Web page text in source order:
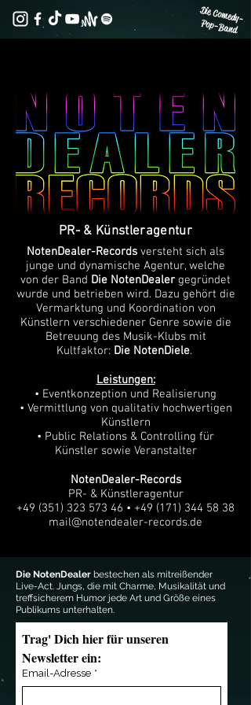
Die Comedy-
Pop-Band
PR- & Künstleragentur
NotenDealer-Records versteht sich als
junge und dynamische Agentur, welche
von der Band Die NotenDealer gegründet
wurde und betrieben wird. Dazu gehört die
Vermarktung und Koordination von
Künstlern verschiedener Genre sowie die
Betreuung des Musik-Klubs mit
Kultfaktor: Die NotenDiele.
Leistungen:
• Eventkonzeption und Realisierung
• Vermittlung von qualitativ hochwertigen
Künstlern
• Public Relations & Controlling für
Künstler sowie Veranstalter
NotenDealer-Records
PR- & Künstleragentur
+49 (351) 323 573 46 • +49 (171) 344 58 38
mail@notendealer-records.de
Die NotenDealer bestechen als mitreißender
Live-Act. Jungs, die mit Charme, Musikalität und
treffsicherem Humor jede Art und Größe eines
Publikums unterhalten.
Trag' Dich hier für unseren
Newsletter ein:
Email-Adresse *